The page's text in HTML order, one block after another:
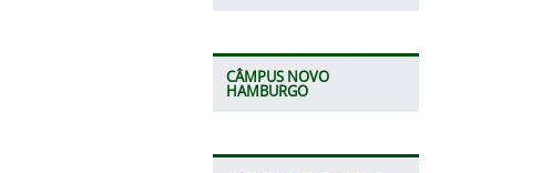
CÂMPUS NOVO
HAMBURGO